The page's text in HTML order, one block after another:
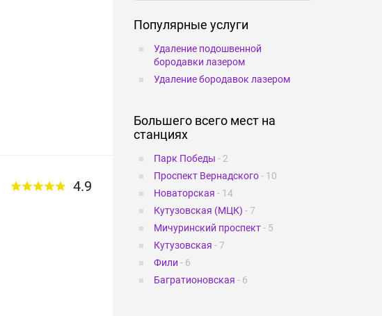
4.9
Популярные услуги
Удаление подошвенной
бородавки лазером
Удаление бородавок лазером
Большего всего мест на
станциях
Парк Победы - 2
Проспект Вернадского- 10
Новаторская - 14
Кутузовская (МЦК) - 7
Мичуринский проспект- 5
Кутузовская - 7
Фили - 6
Багратионовская - 6